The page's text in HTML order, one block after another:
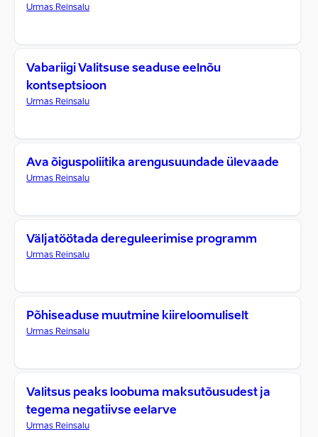
Urmas Reinsalu
Vabariigi Valitsuse seaduse eelnõu
kontseptsioon
Urmas Reinsalu
Ava õiguspoliitika arengusuundade ülevaade
Urmas Reinsalu
Väljatöötada dereguleerimise programm
Urmas Reinsalu
Põhiseaduse muutmine kiireloomuliselt
Urmas Reinsalu
Valitsus peaks loobuma maksutõusudest ja
tegema negatiivse eelarve
Urmas Reinsalu